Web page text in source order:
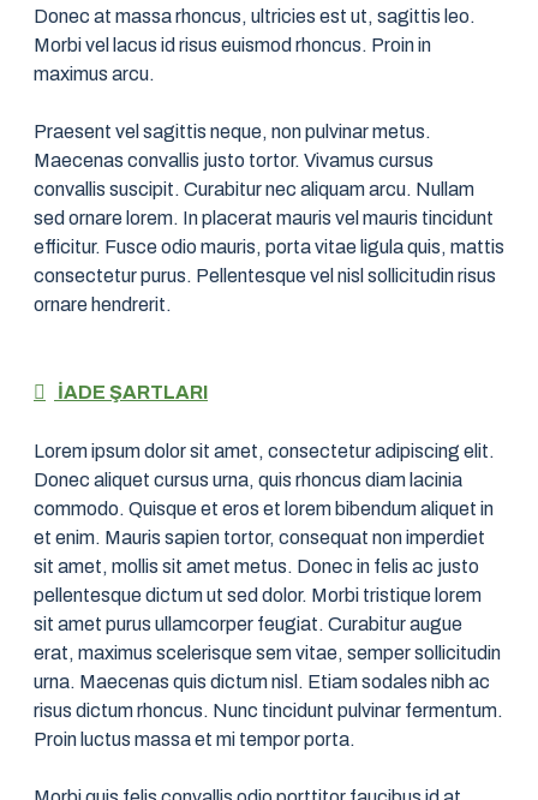
Donec at massa rhoncus, ultricies est ut, sagittis leo.
Morbi vel lacus id risus euismod rhoncus. Proin in
maximus arcu.
Praesent vel sagittis neque, non pulvinar metus.
Maecenas convallis justo tortor. Vivamus cursus
convallis suscipit. Curabitur nec aliquam arcu. Nullam
sed ornare lorem. In placerat mauris vel mauris tincidunt
efficitur. Fusce odio mauris, porta vitae ligula quis, mattis
consectetur purus. Pellentesque vel nisl sollicitudin risus
ornare hendrerit.
İADE ŞARTLARI
Lorem ipsum dolor sit amet, consectetur adipiscing elit.
Donec aliquet cursus urna, quis rhoncus diam lacinia
commodo. Quisque et eros et lorem bibendum aliquet in
et enim. Mauris sapien tortor, consequat non imperdiet
sit amet, mollis sit amet metus. Donec in felis ac justo
pellentesque dictum ut sed dolor. Morbi tristique lorem
sit amet purus ullamcorper feugiat. Curabitur augue
erat, maximus scelerisque sem vitae, semper sollicitudin
urna. Maecenas quis dictum nisl. Etiam sodales nibh ac
risus dictum rhoncus. Nunc tincidunt pulvinar fermentum.
Proin luctus massa et mi tempor porta.